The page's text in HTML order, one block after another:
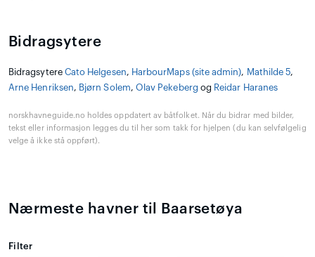
Bidragsytere
Bidragsytere Cato Helgesen, HarbourMaps (site admin), Mathilde 5,
Arne Henriksen, Bjørn Solem, Olav Pekeberg og Reidar Haranes
norskhavneguide.no holdes oppdatert av båtfolket. Når du bidrar med bilder,
tekst eller informasjon legges du til her som takk for hjelpen (du kan selvfølgelig
velge å ikke stå oppført).
Nærmeste havner til Baarsetøya
Filter